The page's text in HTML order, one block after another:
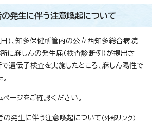
の発生に伴う注意喚起について
、知多保健所管内の公立西知多総合病院
所に麻しんの発生届（検査診断例）が提出さ
で遺伝子検査を実施したところ、麻しん陽性で
ージをご確認ください。
の発生に伴う注意喚起について （外部リンク）